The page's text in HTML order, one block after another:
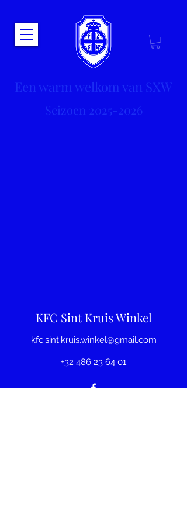
Een warm welkom van SXW
Seizoen 2025-2026
KFC Sint Kruis Winkel
kfc.sint.kruis.winkel@gmail.com
+32 486 23 64 01